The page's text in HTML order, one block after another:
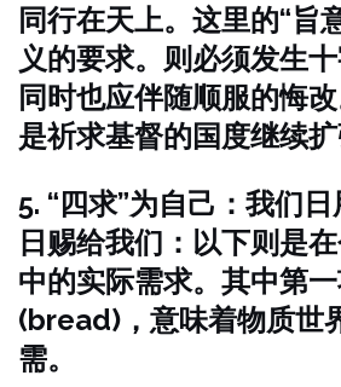
同行在天上。这里的“旨
义的要求。则必须发生
同时也应伴随顺服的悔
是祈求基督的国度继续扩
5. “四求”为自己：我们
日赐给我们：以下则是
中的实际需求。其中第
(bread)，意味着物质世
需。